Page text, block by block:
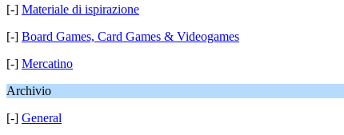
[-] Materiale di ispirazione
[-] Board Games, Card Games & Videogames
[-] Mercatino
Archivio
[-] General